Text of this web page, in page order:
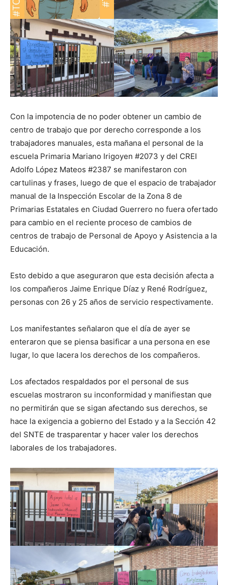
Con la impotencia de no poder obtener un cambio de
centro de trabajo que por derecho corresponde a los
trabajadores manuales, esta mañana el personal de la
escuela Primaria Mariano Irigoyen #2073 y del CREI
Adolfo López Mateos #2387 se manifestaron con
cartulinas y frases, luego de que el espacio de trabajador
manual de la Inspección Escolar de la Zona 8 de
Primarias Estatales en Ciudad Guerrero no fuera ofertado
para cambio en el reciente proceso de cambios de
centros de trabajo de Personal de Apoyo y Asistencia a la
Educación.
Esto debido a que aseguraron que esta decisión afecta a
los compañeros Jaime Enrique Díaz y René Rodríguez,
personas con 26 y 25 años de servicio respectivamente.
Los manifestantes señalaron que el día de ayer se
enteraron que se piensa basificar a una persona en ese
lugar, lo que lacera los derechos de los compañeros.
Los afectados respaldados por el personal de sus
escuelas mostraron su inconformidad y manifiestan que
no permitirán que se sigan afectando sus derechos, se
hace la exigencia a gobierno del Estado y a la Sección 42
del SNTE de trasparentar y hacer valer los derechos
laborales de los trabajadores.